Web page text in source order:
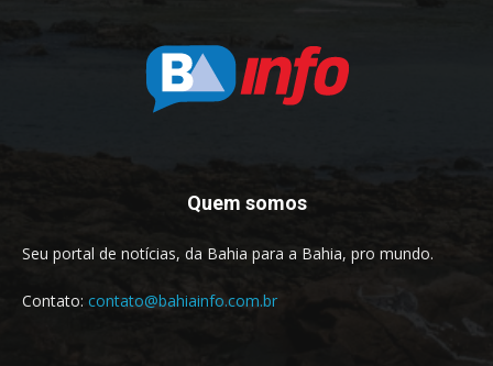
Quem somos
Seu portal de notícias, da Bahia para a Bahia, pro mundo.
Contato: contato@bahiainfo.com.br